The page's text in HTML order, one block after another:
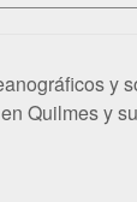
y
Quilmes y su